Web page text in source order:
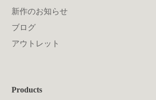
新作のお知らせ
ブログ
アウトレット
Products